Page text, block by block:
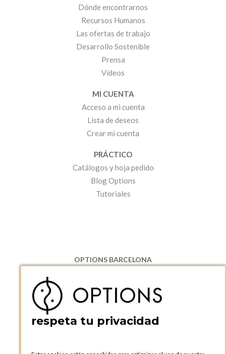
Dónde encontrarnos
Recursos Humanos
Las ofertas de trabajo
Desarrollo Sostenible
Prensa
Vídeos
MI CUENTA
Acceso a mi cuenta
Lista de deseos
Crear mi cuenta
PRÁCTICO
Catálogos y hoja pedido
Blog Options
Tutoriales
OPTIONS BARCELONA
08130 Santa Perpetua de Moguda, Barcelona
ESPAñA
Teléfono:
+34 935 724 041
OPTIONS BARCELONA SHOWROOM
respeta tu privacidad